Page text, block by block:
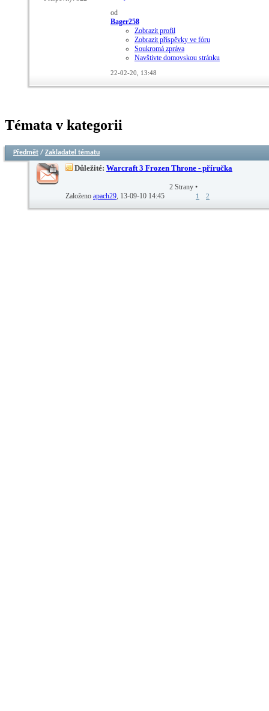
od
Bager258
Zobrazit profil
Zobrazit příspěvky ve fóru
Soukromá zpráva
Navštivte domovskou stránku
22-02-20, 13:48
Témata v kategorii
Předmět / Zakladatel tématu
Důležité: Warcraft 3 Frozen Throne - příručka
Založeno apach29‎, 13-09-10 14:45
2 Strany •
1 2